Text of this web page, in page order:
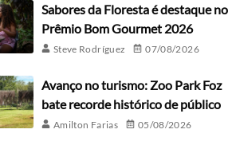
Sabores da Floresta é destaque no
Prêmio Bom Gourmet 2026
Steve Rodríguez 07/08/2026
Avanço no turismo: Zoo Park Foz
bate recorde histórico de público
Amilton Farias 05/08/2026